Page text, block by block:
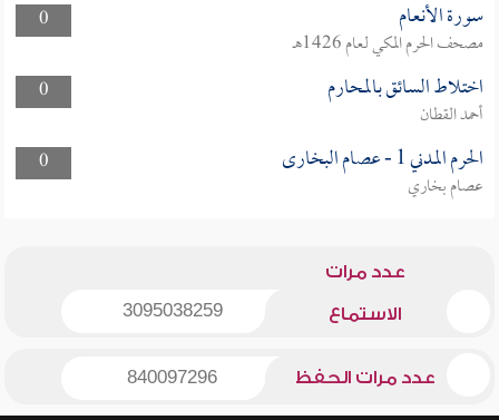
0
سورة الأنعام
مصحف الحرم المكي لعام 1426هـ
0
اختلاط السائق بالمحارم
أحمد القطان
0
الحرم المدني 1 - عصام البخارى
عصام بخاري
عدد مرات
الاستماع 3095038259
عدد مرات الحفظ 840097296